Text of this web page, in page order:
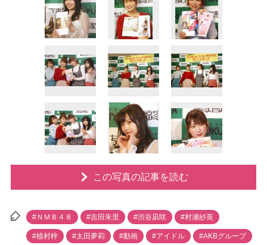
この写真の記事を読む
#ＮＭＢ４８ #吉田朱里 #渋谷凪咲 #村瀬紗英
#植村梓 #太田夢莉 #動画 #アイドル #AKBグループ